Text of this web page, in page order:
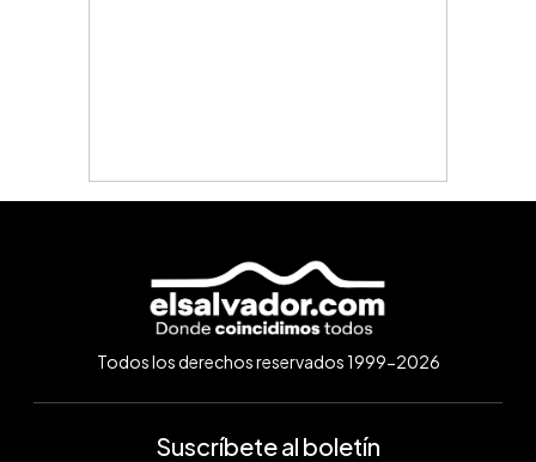
Todos los derechos reservados 1999-2026
Suscríbete al boletín